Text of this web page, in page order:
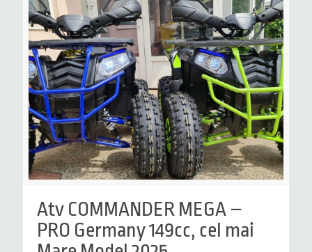
Atv COMMANDER MEGA –
PRO Germany 149cc, cel mai